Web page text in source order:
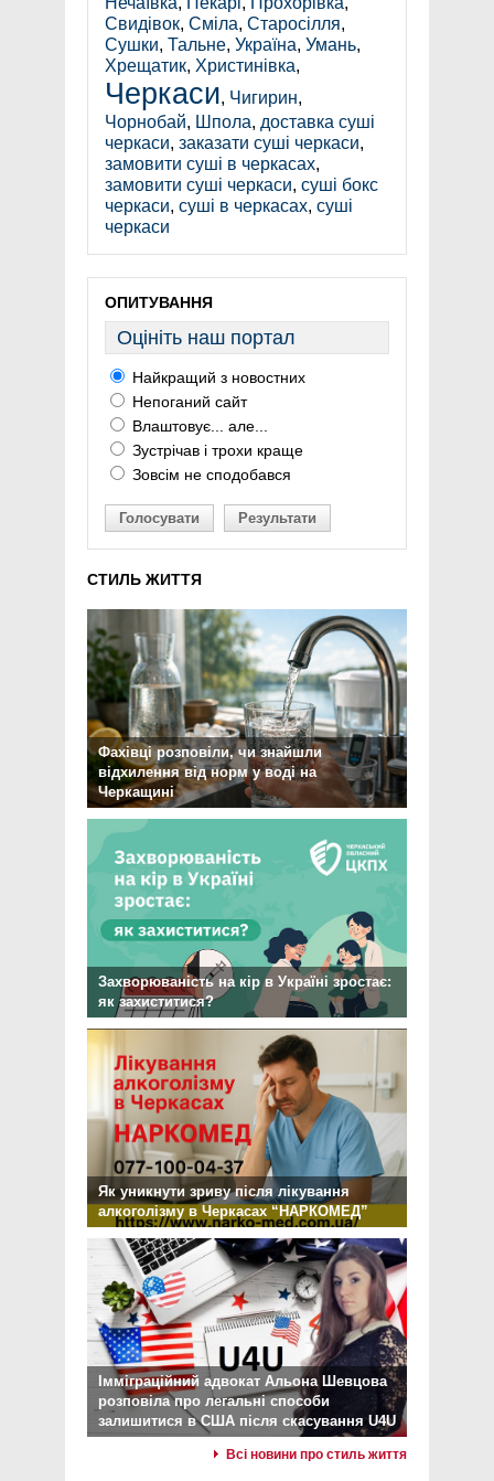
Свидівок, Сміла, Старосілля,
Сушки, Тальне, Україна, Умань,
Хрещатик, Христинівка,
Черкаси, Чигирин,
Чорнобай, Шпола, доставка суші
черкаси, заказати суші черкаси,
замовити суші в черкасах,
замовити суші черкаси, суші бокс
черкаси, суші в черкасах, суші
черкаси
ОПИТУВАННЯ
Оцініть наш портал
Найкращий з новостних
Непоганий сайт
Влаштовує... але...
Зустрічав і трохи краще
Зовсім не сподобався
Голосувати Результати
СТИЛЬ ЖИТТЯ
Фахівці розповіли, чи знайшли
відхилення від норм у воді на
Черкащині
Захворюваність на кір в Україні зростає:
як захиститися?
Як уникнути зриву після лікування
алкоголізму в Черкасах “НАРКОМЕД”
Імміграційний адвокат Альона Шевцова
розповіла про легальні способи
залишитися в США після скасування U4U
Всі новини про стиль життя